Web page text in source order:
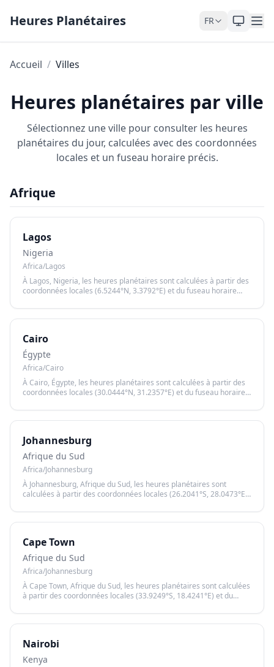
Heures Planétaires FR
Accueil / Villes
Heures planétaires par ville
Sélectionnez une ville pour consulter les heures
planétaires du jour, calculées avec des coordonnées
locales et un fuseau horaire précis.
Afrique
Lagos
Nigeria
Africa/Lagos
À Lagos, Nigeria, les heures planétaires sont calculées à partir des
coordonnées locales (6.5244°N, 3.3792°E) et du fuseau horaire
coucher du soleil.
Cairo
Égypte
Africa/Cairo
À Cairo, Égypte, les heures planétaires sont calculées à partir des
coordonnées locales (30.0444°N, 31.2357°E) et du fuseau horaire
coucher du soleil.
Johannesburg
Afrique du Sud
Africa/Johannesburg
À Johannesburg, Afrique du Sud, les heures planétaires sont
calculées à partir des coordonnées locales (26.2041°S, 28.0473°E)
précis basé sur le lever et le coucher du soleil.
Cape Town
Afrique du Sud
Africa/Johannesburg
À Cape Town, Afrique du Sud, les heures planétaires sont calculées
à partir des coordonnées locales (33.9249°S, 18.4241°E) et du
basé sur le lever et le coucher du soleil.
Nairobi
Kenya